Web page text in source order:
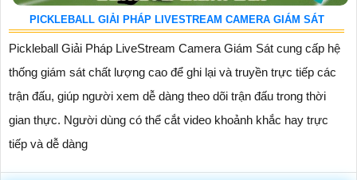
PICKLEBALL GIẢI PHÁP LIVESTREAM CAMERA GIÁM SÁT
Pickleball Giải Pháp LiveStream Camera Giám Sát cung cấp hệ
thống giám sát chất lượng cao để ghi lại và truyền trực tiếp các
trận đấu, giúp người xem dễ dàng theo dõi trận đấu trong thời
gian thực. Người dùng có thể cắt video khoảnh khắc hay trực
tiếp và dễ dàng